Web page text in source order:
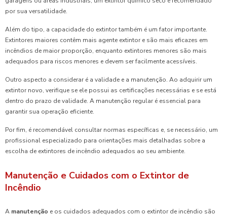
por sua versatilidade.
Além do tipo, a capacidade do extintor também é um fator importante.
Extintores maiores contêm mais agente extintor e são mais eficazes em
incêndios de maior proporção, enquanto extintores menores são mais
adequados para riscos menores e devem ser facilmente acessíveis.
Outro aspecto a considerar é a validade e a manutenção. Ao adquirir um
extintor novo, verifique se ele possui as certificações necessárias e se está
dentro do prazo de validade. A manutenção regular é essencial para
garantir sua operação eficiente.
Por fim, é recomendável consultar normas específicas e, se necessário, um
profissional especializado para orientações mais detalhadas sobre a
escolha de extintores de incêndio adequados ao seu ambiente.
Manutenção e Cuidados com o Extintor de
Incêndio
A manutenção e os cuidados adequados com o extintor de incêndio são